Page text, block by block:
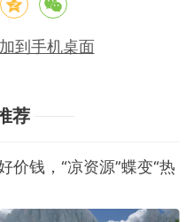
到手机桌面
荐
价钱，“凉资源”蝶变“热